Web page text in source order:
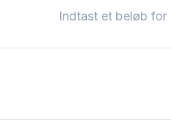
Indtast et beløb for